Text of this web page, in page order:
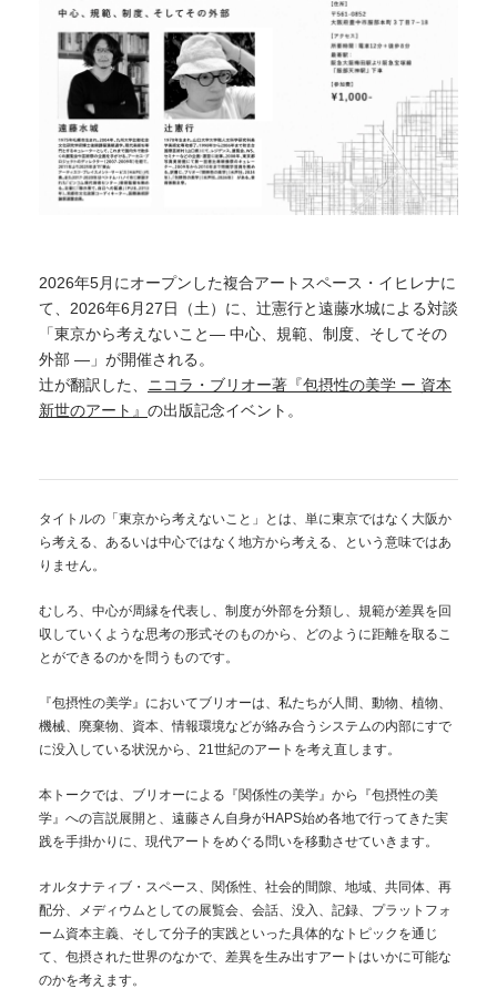
2026年5月にオープンした複合アートスペース・イヒレナに
て、2026年6月27日（土）に、辻憲行と遠藤水城による対談
「東京から考えないこと― 中心、規範、制度、そしてその
外部 ―」が開催される。
辻が翻訳した、 ニコラ・ブリオー著『包摂性の美学 ー 資本
新世のアート』 の出版記念イベント。
タイトルの「東京から考えないこと」とは、単に東京ではなく大阪か
ら考える、あるいは中心ではなく地方から考える、という意味ではあ
りません。
むしろ、中心が周縁を代表し、制度が外部を分類し、規範が差異を回
収していくような思考の形式そのものから、どのように距離を取るこ
とができるのかを問うものです。
『包摂性の美学』においてブリオーは、私たちが人間、動物、植物、
機械、廃棄物、資本、情報環境などが絡み合うシステムの内部にすで
に没入している状況から、21世紀のアートを考え直します。
本トークでは、ブリオーによる『関係性の美学』から『包摂性の美
学』への言説展開と、遠藤さん自身がHAPS始め各地で行ってきた実
践を手掛かりに、現代アートをめぐる問いを移動させていきます。
オルタナティブ・スペース、関係性、社会的間隙、地域、共同体、再
配分、メディウムとしての展覧会、会話、没入、記録、プラットフォ
ーム資本主義、そして分子的実践といった具体的なトピックを通じ
て、包摂された世界のなかで、差異を生み出すアートはいかに可能な
のかを考えます。